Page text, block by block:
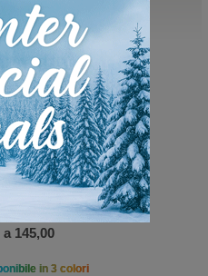
uomo sportivo
145,00
in 3 colori